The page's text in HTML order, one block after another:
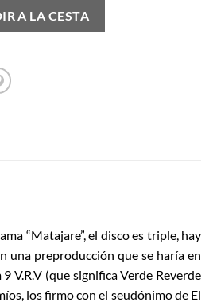
A LA CESTA
“Matajare”, el disco es triple, hay
una preproducción que se haría en
V.R.V (que significa Verde Reverde
los firmo con el seudónimo de El